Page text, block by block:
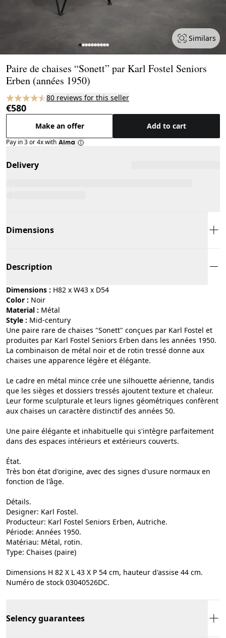
Similars
Paire de chaises “Sonett” par Karl Fostel Seniors
Erben (années 1950)
80 reviews for this seller
€580
Make an offer Add to cart
Pay in 3 or 4x with
Delivery
Dimensions
Description
Dimensions : H82 x W43 x D54
Color :
noir
Material :
métal
Style :
mid-century
Une paire rare de chaises "Sonett" conçues par Karl Fostel et
produites par Karl Fostel Seniors Erben dans les années 1950.
La combinaison de métal noir et de rotin tressé donne aux
chaises une apparence légère et élégante.
Le cadre en métal mince crée une silhouette aérienne, tandis
que les sièges et dossiers tressés ajoutent texture et chaleur.
Leur forme sculpturale et leurs lignes géométriques confèrent
aux chaises un caractère distinctif des années 50.
Une paire élégante et inhabituelle qui s'intègre parfaitement
dans des espaces intérieurs et extérieurs couverts.
État.
Très bon état d'origine, avec des signes d'usure normaux en
fonction de l'âge.
Détails.
Designer: Karl Fostel.
Producteur: Karl Fostel Seniors Erben, Autriche.
Période: Années 1950.
Matériau: Métal, rotin.
Type: Chaises (paire)
Dimensions H 82 X L 43 X P 54 cm, hauteur d'assise 44 cm.
Numéro de stock 03040526DC.
Selency guarantees